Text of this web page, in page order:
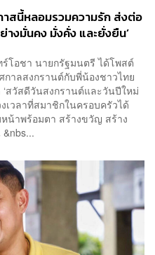
าสนี้หลอมรวมความรัก ส่งต่อ
างมั่นคง มั่งคั่ง และยั่งยืน’
โอชา นายกรัฐมนตรี ได้โพสต์
าลสงกรานต์กับพี่น้องชาวไทย
สวัสดีวันสงกรานต์และวันปีใหม่
เวลาที่สมาชิกในครอบครัวได้
น้าพร้อมตา สร้างขวัญ สร้าง